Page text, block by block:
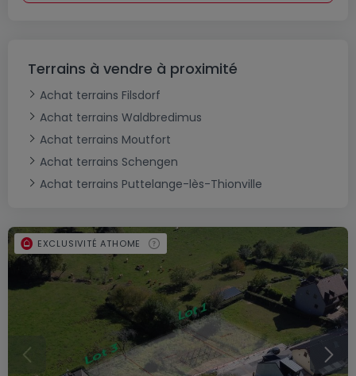
Terrains à vendre à proximité
Achat terrains Filsdorf
Achat terrains Waldbredimus
Achat terrains Moutfort
Achat terrains Schengen
Achat terrains Puttelange-lès-Thionville
EXCLUSIVITÉ ATHOME